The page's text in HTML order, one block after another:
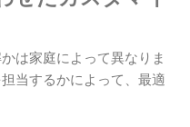
は家庭によって異なりま
当するかによって、最適